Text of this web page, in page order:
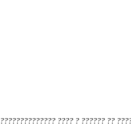
???? ? ?????? ??